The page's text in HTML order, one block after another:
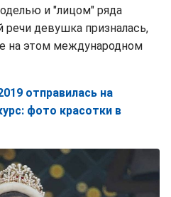
и "лицом" ряда
девушка призналась,
на этом международном
отправилась на
фото красотки в